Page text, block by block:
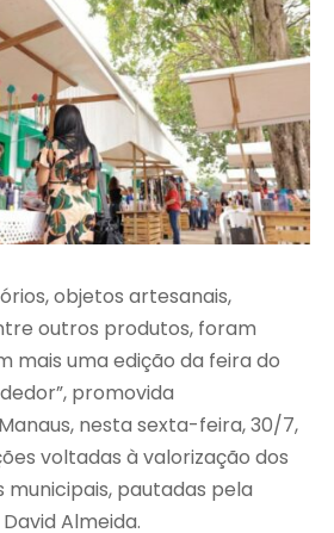
objetos artesanais,
outros produtos, foram
mais uma edição da feira do
promovida
nesta sexta-feira, 30/7,
voltadas à valorização dos
municipais, pautadas pela
Almeida.